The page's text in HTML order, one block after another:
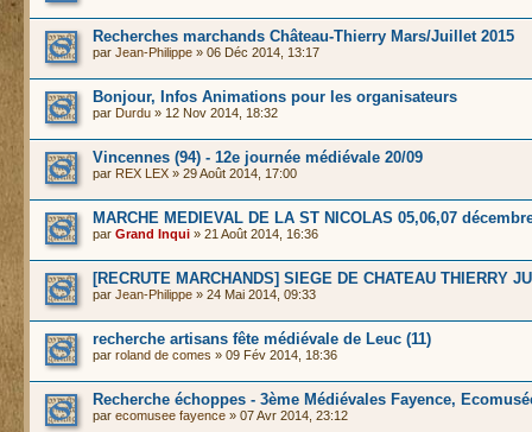
Recherches marchands Château-Thierry Mars/Juillet 2015
par Jean-Philippe » 06 Déc 2014, 13:17
Bonjour, Infos Animations pour les organisateurs
par Durdu » 12 Nov 2014, 18:32
Vincennes (94) - 12e journée médiévale 20/09
par REX LEX » 29 Août 2014, 17:00
MARCHE MEDIEVAL DE LA ST NICOLAS 05,06,07
par Grand Inqui » 21 Août 2014, 16:36
[RECRUTE MARCHANDS] SIEGE DE CHATEAU THIERRY
par Jean-Philippe » 24 Mai 2014, 09:33
recherche artisans fête médiévale de Leuc (11)
par roland de comes » 09 Fév 2014, 18:36
Recherche échoppes - 3ème Médiévales Fayence,
par ecomusee fayence » 07 Avr 2014, 23:12